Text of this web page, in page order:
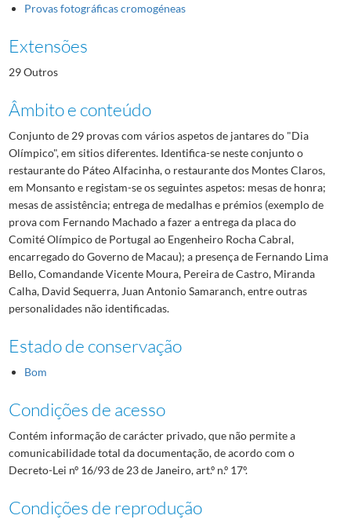
Provas fotográficas cromogéneas
Extensões
29 Outros
Âmbito e conteúdo
Conjunto de 29 provas com vários aspetos de jantares do "Dia
Olímpico", em sitios diferentes. Identifica-se neste conjunto o
restaurante do Páteo Alfacinha, o restaurante dos Montes Claros,
em Monsanto e registam-se os seguintes aspetos: mesas de honra;
mesas de assistência; entrega de medalhas e prémios (exemplo de
prova com Fernando Machado a fazer a entrega da placa do
Comité Olímpico de Portugal ao Engenheiro Rocha Cabral,
encarregado do Governo de Macau); a presença de Fernando Lima
Bello, Comandande Vicente Moura, Pereira de Castro, Miranda
Calha, David Sequerra, Juan Antonio Samaranch, entre outras
personalidades não identificadas.
Estado de conservação
Bom
Condições de acesso
Contém informação de carácter privado, que não permite a
comunicabilidade total da documentação, de acordo com o
Decreto-Lei nº 16/93 de 23 de Janeiro, art.º n.º 17º.
Condições de reprodução